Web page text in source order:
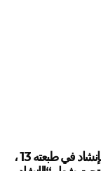
انطلق سهرة أمس ، المهرجان الثقافي المحلي للإنشاد في طبعته 13 ،